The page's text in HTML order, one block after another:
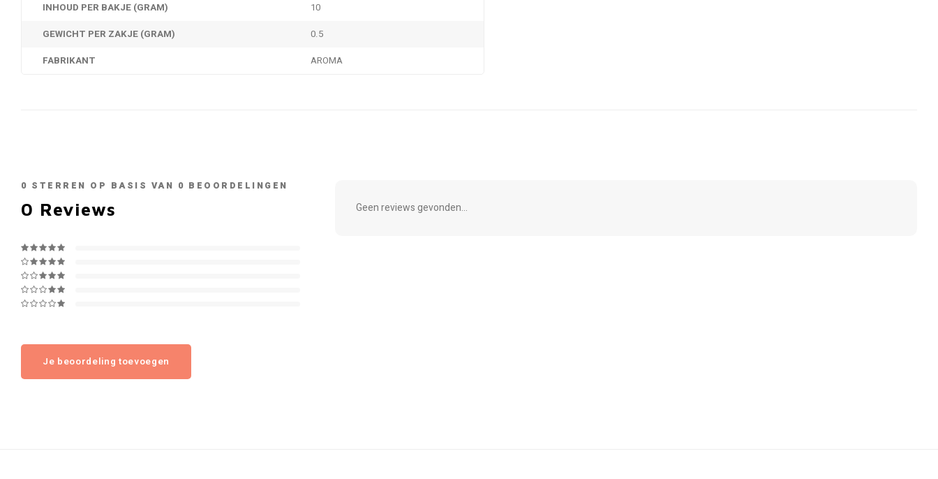
INHOUD PER BAKJE (GRAM)
10
GEWICHT PER ZAKJE (GRAM)
0.5
FABRIKANT
AROMA
0 STERREN OP BASIS VAN 0 BEOORDELINGEN
0 Reviews
Je beoordeling toevoegen
Geen reviews gevonden...